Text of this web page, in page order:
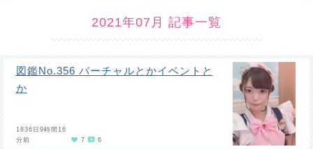
2021年07月 記事一覧
図鑑No.356 バーチャルとかイベントと
か
1836日9時間16
分前
7 6